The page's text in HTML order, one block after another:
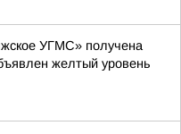
УГМС» получена
желтый уровень